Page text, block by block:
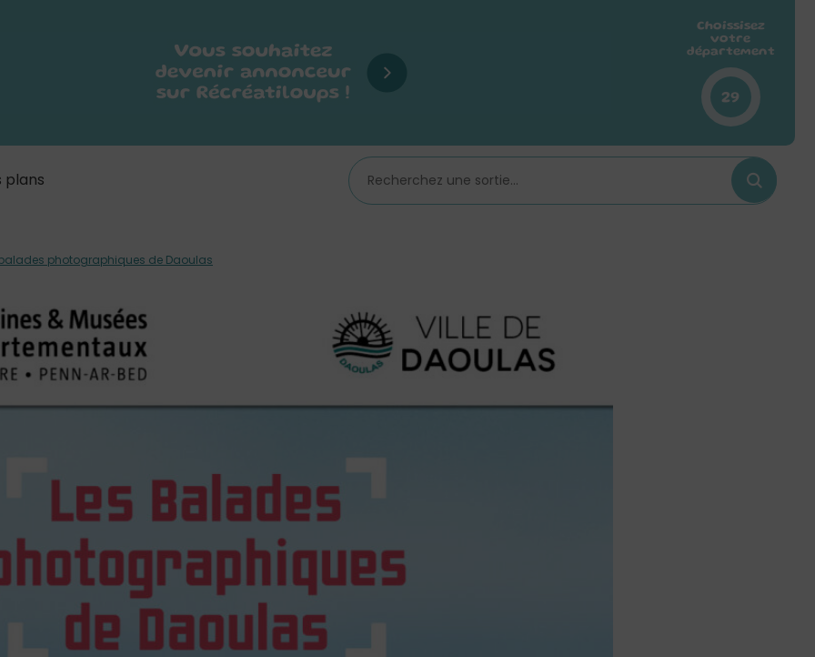
Choissisez
votre
département
29
plans
photographiques de Daoulas